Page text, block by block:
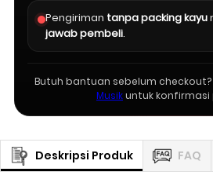
Pengiriman tanpa packing kayu
jawab pembeli.
Butuh bantuan sebelum checkout?
Musikuntuk konfirmasi
Deskripsi Produk FAQ